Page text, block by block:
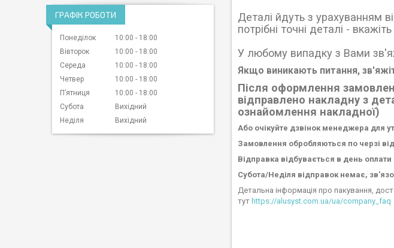
Деталі йдуть з урахуванням
потрібні точні деталі -
У любому випадку з Вами
Якщо виникають питання,
Після оформлення
відправлено накладну з
ознайомлення накладної)
Або очікуйте дзвінок менеджера для
Замовлення обробляються по черзі
Відправка відбувається в день
Субота/Неділя відправок немає,
Детальна інформація про пакування,
тут https://alusyst.com.ua/ua/company_faq
ГРАФІК РОБОТИ
Понеділок 10:00
18:00
Вівторок
10:00
18:00
Середа
10:00
18:00
Четвер
10:00
18:00
Пʼятниця
10:00
18:00
Субота
Вихідний
Неділя
Вихідний